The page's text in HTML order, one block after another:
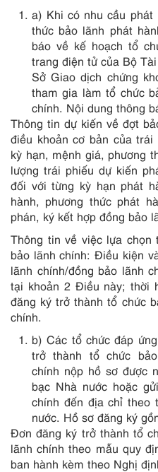
a) Khi có nhu cầu phát
thức bảo lãnh phát
báo về kế hoạch tổ
trang điện tử của Bộ
Sở Giao dịch chứng
tham gia làm tổ chức
chính. Nội dung thông
Thông tin dự kiến về đợt
điều khoản cơ bản của
kỳ hạn, mệnh giá, phương
lượng trái phiếu dự kiến
đối với từng kỳ hạn phát
hành, phương thức phát
phán, ký kết hợp đồng bảo
Thông tin về việc lựa chọn
bảo lãnh chính: Điều kiện
lãnh chính/đồng bảo lãnh
tại khoản 2 Điều này; thời
đăng ký trở thành tổ chức
chính.
b) Các tổ chức đáp
trở thành tổ chức
chính nộp hồ sơ được
bạc Nhà nước hoặc
chính đến địa chỉ theo
nước. Hồ sơ đăng ký
Đơn đăng ký trở thành tổ
lãnh chính theo mẫu quy
ban hành kèm theo Nghị